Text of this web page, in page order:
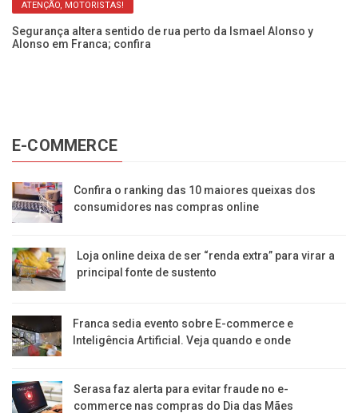
ATENÇÃO, MOTORISTAS!
Segurança altera sentido de rua perto da Ismael Alonso y
Alonso em Franca; confira
E-COMMERCE
Confira o ranking das 10 maiores queixas dos
consumidores nas compras online
Loja online deixa de ser “renda extra” para virar a
principal fonte de sustento
Franca sedia evento sobre E-commerce e
Inteligência Artificial. Veja quando e onde
Serasa faz alerta para evitar fraude no e-
commerce nas compras do Dia das Mães